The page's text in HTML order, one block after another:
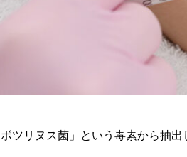
ツリヌス菌」という毒素から抽出